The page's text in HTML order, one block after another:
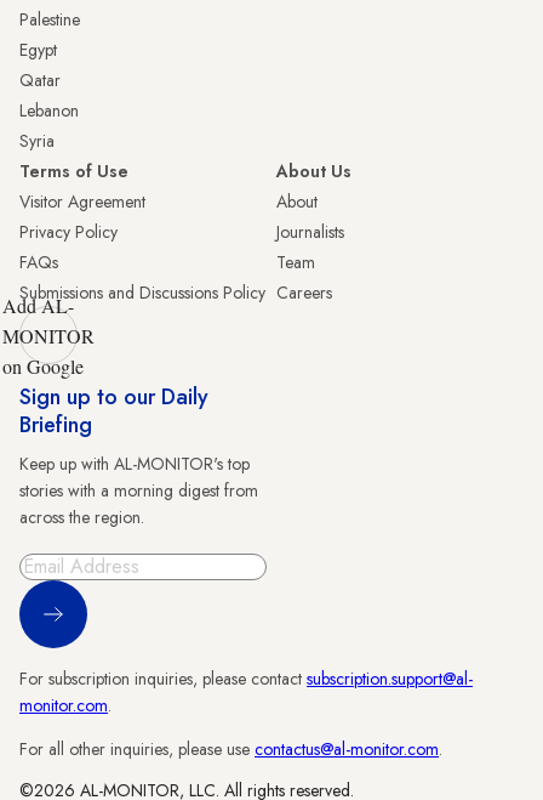
Palestine
Egypt
Qatar
Lebanon
Syria
Terms of Use
Visitor Agreement
Privacy Policy
FAQs
Submissions and Discussions Policy
About Us
About
Journalists
Team
Careers
Add AL-
MONITOR
on Google
Sign up to our Daily
Briefing
Keep up with AL-MONITOR's top
stories with a morning digest from
across the region.
Sign Up
For subscription inquiries, please contact subscription.support@al-
monitor.com.
For all other inquiries, please use contactus@al-monitor.com.
©2026 AL-MONITOR, LLC. All rights reserved.